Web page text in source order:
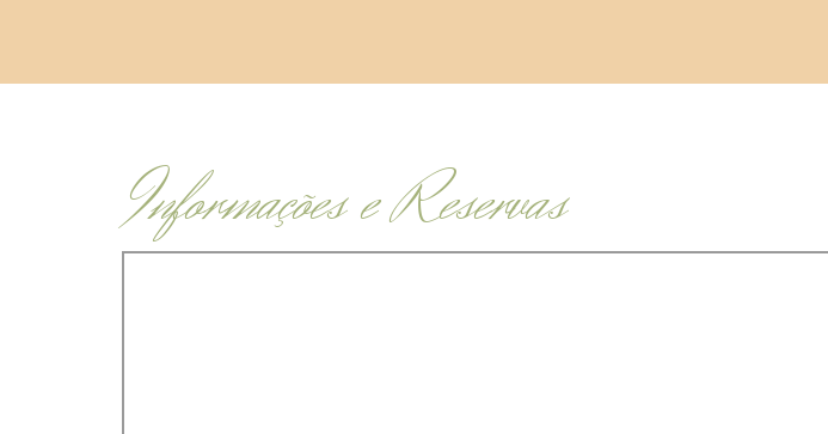
Informações e Reservas